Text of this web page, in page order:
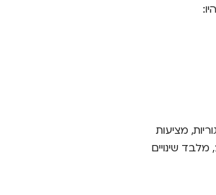
מנתונים אלו, היא שמרבית השמות מופיעים ב-2 הקטגוריות, מציעות
שירות משביע רצון בכל גזרות ביטוח הרכב. בהשוואה לנתוני השנה שקדמה לה, 2019, מלבד שינויים